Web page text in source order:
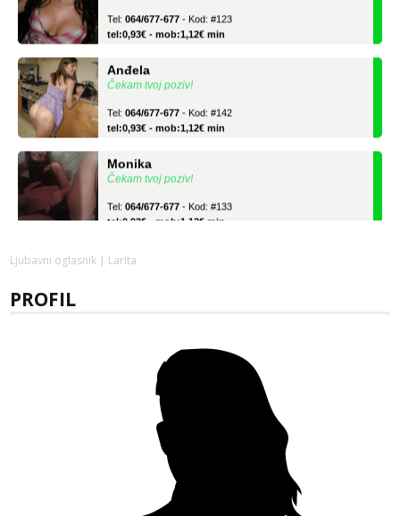
Anđela
Čekam tvoj poziv!
Monika
Čekam tvoj poziv!
Čekam tvoj poziv!
Čekam tvoj poziv!
064/677-677
tel:0,93€ - mob:1,12€ min
Čekam tvoj poziv!
064/677-677
tel:0,93€ - mob:1,12€ min
Ljubavni oglasnik | Larita
PROFIL